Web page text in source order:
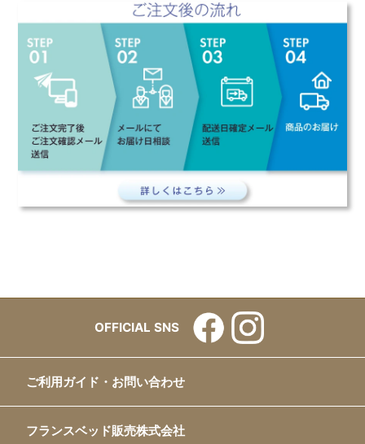
OFFICIAL SNS
ご利用ガイド・お問い合わせ
フランスベッド販売株式会社